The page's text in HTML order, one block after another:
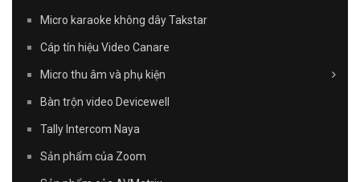
Micro karaoke không dây Takstar
Cáp tín hiệu Video Canare
Micro thu âm và phụ kiện
Bàn trộn video Devicewell
Tally Intercom Naya
Sản phẩm của Zoom